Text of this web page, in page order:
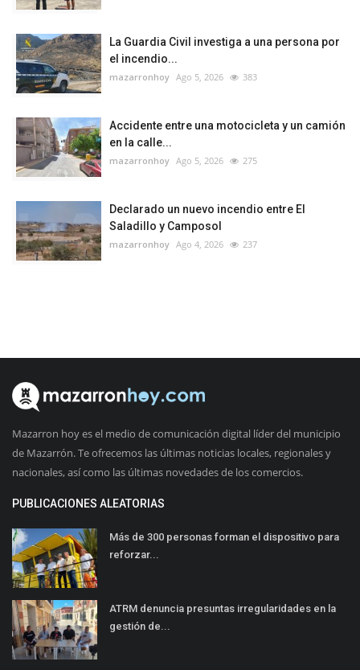
La Guardia Civil investiga a una persona por
el incendio...
mazarronhoy Ago 5, 2026 383
Accidente entre una motocicleta y un camión
en la calle...
mazarronhoy Ago 5, 2026 275
Declarado un nuevo incendio entre El
Saladillo y Camposol
mazarronhoy Ago 4, 2026 237
Mazarron hoy es el medio de comunicación digital líder del municipio
de Mazarrón. Te ofrecemos las últimas noticias locales, regionales y
nacionales, así como las últimas novedades de los comercios.
PUBLICACIONES ALEATORIAS
Más de 300 personas forman el dispositivo para
reforzar...
ATRM denuncia presuntas irregularidades en la
gestión de...